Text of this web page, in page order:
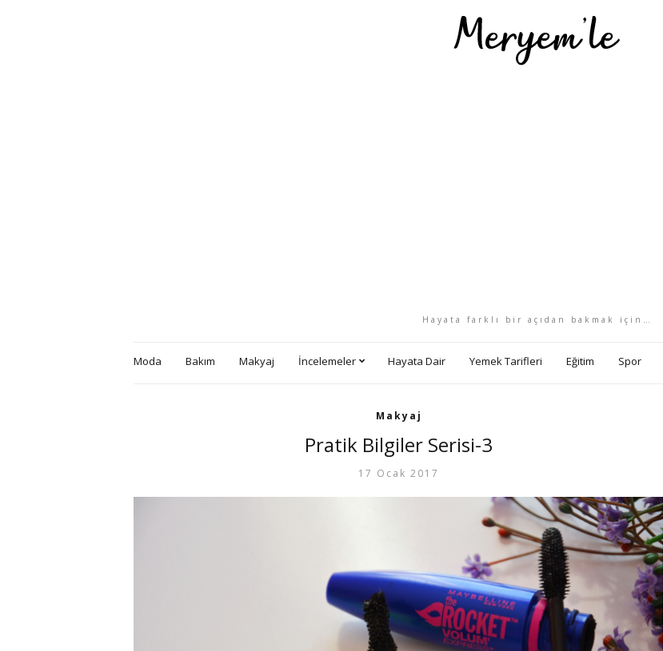
Hayata farklı bir açıdan bakmak için…
Moda Bakım Makyaj İncelemeler Hayata Dair Yemek Tarifleri Eğitim Spor
Makyaj
Pratik Bilgiler Serisi-3
17 Ocak 2017